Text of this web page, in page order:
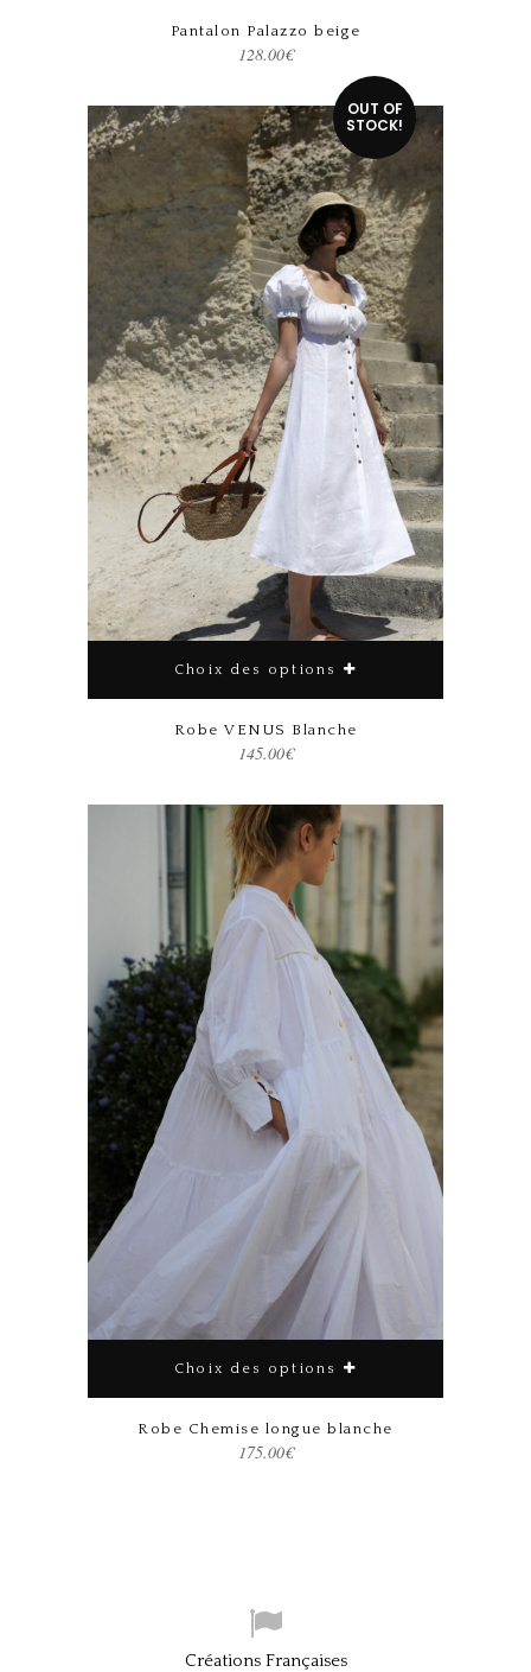
Pantalon Palazzo beige
128.00€
OUT OF
STOCK!
Choix des options
Ce produit a plusieurs variations. Les options peuvent être choisies sur la page du produit
Robe VENUS Blanche
145.00€
Choix des options
Ce produit a plusieurs variations. Les options peuvent être choisies sur la page du produit
Robe Chemise longue blanche
175.00€
Créations Françaises